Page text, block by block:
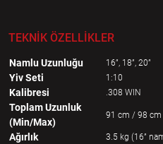
TEKNİK ÖZELLİKLER
Namlu Uzunluğu 16”, 18”, 20”
Yiv Seti 1:10
Kalibresi .308 WIN
Toplam Uzunluk
(Min/Max)
91 cm / 98 cm
Ağırlık 3.5 kg (16”